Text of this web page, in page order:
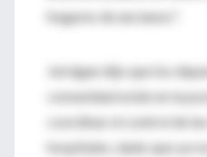
hogares de ancianos".
Jernigan dijo que los
comunidad están en la
coordinar el control de
hospitales, dado que ya